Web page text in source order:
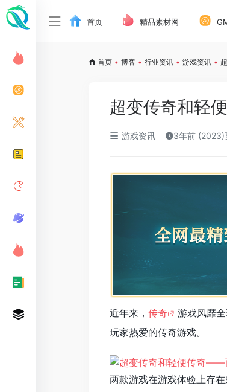
首页 精品素材网
首页 • 博客 • 行业资讯 • 游戏资讯 •
超变传奇和轻
游戏资讯 3年前 (2023)
近年来， 传奇
游戏风靡
玩家热爱的传奇游戏。
两款游戏在游戏体验上存